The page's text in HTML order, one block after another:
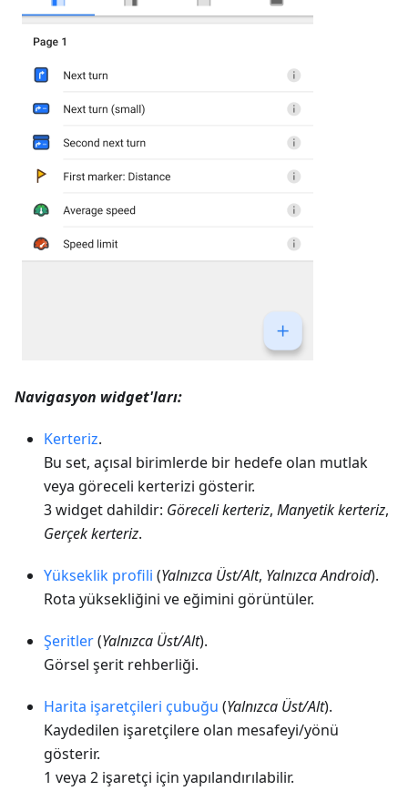
Navigasyon widget'ları:
Kerteriz.
Bu set, açısal birimlerde bir hedefe olan mutlak
veya göreceli kerterizi gösterir.
3 widget dahildir: Göreceli kerteriz, Manyetik kerteriz,
Gerçek kerteriz.
Yükseklik profili (Yalnızca Üst/Alt, Yalnızca Android).
Rota yüksekliğini ve eğimini görüntüler.
Şeritler(Yalnızca Üst/Alt).
Görsel şerit rehberliği.
Harita işaretçileri çubuğu (Yalnızca Üst/Alt).
Kaydedilen işaretçilere olan mesafeyi/yönü
gösterir.
1 veya 2 işaretçi için yapılandırılabilir.